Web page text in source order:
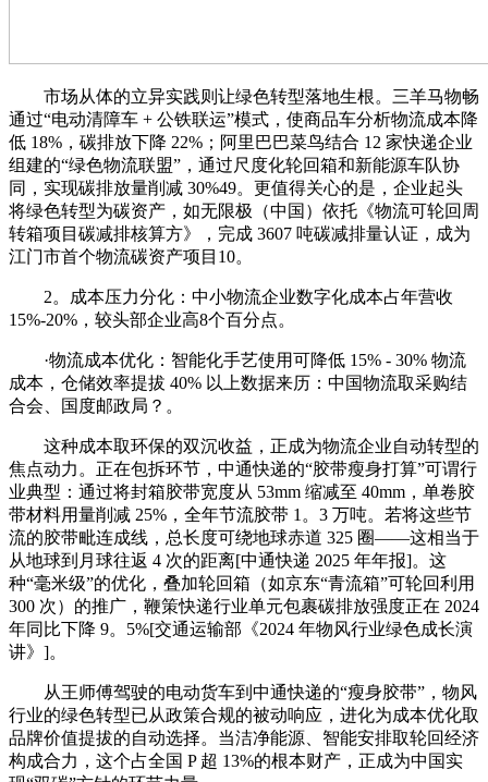
市场从体的立异实践则让绿色转型落地生根。三羊马物畅
通过“电动清障车 + 公铁联运”模式，使商品车分析物流成本降
低 18%，碳排放下降 22%；阿里巴巴菜鸟结合 12 家快递企业
组建的“绿色物流联盟”，通过尺度化轮回箱和新能源车队协
同，实现碳排放量削减 30%49。更值得关心的是，企业起头
将绿色转型为碳资产，如无限极（中国）依托《物流可轮回周
转箱项目碳减排核算方》，完成 3607 吨碳减排量认证，成为
江门市首个物流碳资产项目10。
2。成本压力分化：中小物流企业数字化成本占年营收
15%-20%，较头部企业高8个百分点。
·物流成本优化：智能化手艺使用可降低 15% - 30% 物流
成本，仓储效率提拔 40% 以上数据来历：中国物流取采购结
合会、国度邮政局？。
这种成本取环保的双沉收益，正成为物流企业自动转型的
焦点动力。正在包拆环节，中通快递的“胶带瘦身打算”可谓行
业典型：通过将封箱胶带宽度从 53mm 缩减至 40mm，单卷胶
带材料用量削减 25%，全年节流胶带 1。3 万吨。若将这些节
流的胶带毗连成线，总长度可绕地球赤道 325 圈——这相当于
从地球到月球往返 4 次的距离[中通快递 2025 年年报]。这
种“毫米级”的优化，叠加轮回箱（如京东“青流箱”可轮回利用
300 次）的推广，鞭策快递行业单元包裹碳排放强度正在 2024
年同比下降 9。5%[交通运输部《2024 年物风行业绿色成长演
讲》]。
从王师傅驾驶的电动货车到中通快递的“瘦身胶带”，物风
行业的绿色转型已从政策合规的被动响应，进化为成本优化取
品牌价值提拔的自动选择。当洁净能源、智能安排取轮回经济
构成合力，这个占全国 P 超 13%的根本财产，正成为中国实